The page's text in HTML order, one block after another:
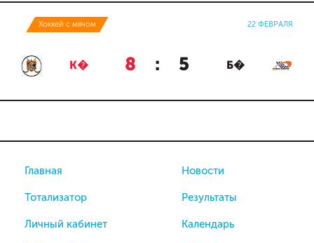
Хоккей с мячом 22 ФЕВРАЛЯ
К� 8 : 5 Б�
Главная
Тотализатор
Личный кабинет
Новости
Результаты
Календарь